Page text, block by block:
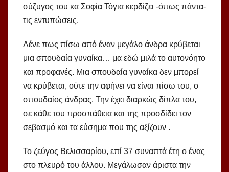
σύζυγος του κα Σοφία Τόγια κερδίζει -όπως πάντα-
τις εντυπώσεις.
Λένε πως πίσω από έναν μεγάλο άνδρα κρύβεται
μια σπουδαία γυναίκα… μα εδώ μιλά το αυτονόητο
και προφανές. Μια σπουδαία γυναίκα δεν μπορεί
να κρύβεται, ούτε την αφήνει να είναι πίσω του, ο
σπουδαίος άνδρας. Την έχει διαρκώς δίπλα του,
σε κάθε του προσπάθεια και της προσδίδει τον
σεβασμό και τα εύσημα που της αξίζουν .
Το ζεύγος Βελισσαρίου, επί 37 συναπτά έτη ο ένας
στο πλευρό του άλλου. Μεγάλωσαν άριστα την